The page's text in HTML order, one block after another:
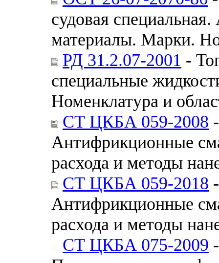
судовая
материалы. Марки.
РД 31.2.07-2001 -
специальные
Номенклатура и
СТ ЦКБА 059-2008
Антифрикционные
расхода и методы
СТ ЦКБА 059-2018
Антифрикционные
расхода и методы
СТ ЦКБА 075-2009